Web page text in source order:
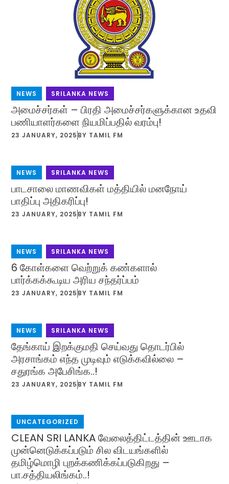
NEWS SRILANKA NEWS
அமைச்சர்கள் – பிரதி அமைச்சர்களுக்கான உதவி
பணியாளர்களை நியமிப்பதில் வரம்பு!
23 JANUARY, 2025 BY TAMIL FM
NEWS SRILANKA NEWS
பாடசாலை மாணவிகள் மத்தியில் மனநோய்
பாதிப்பு அதிகரிப்பு!
23 JANUARY, 2025 BY TAMIL FM
NEWS SRILANKA NEWS
6 கோள்களை வெற்றுக் கண்களால்
பார்க்கக்கூடிய அரிய சந்தர்ப்பம்
23 JANUARY, 2025 BY TAMIL FM
NEWS SRILANKA NEWS
தேங்காய் இறக்குமதி செய்வது தொடர்பில்
அரசாங்கம் எந்த முடிவும் எடுக்கவில்லை –
சதுரங்க அபேசிங்க..!
23 JANUARY, 2025 BY TAMIL FM
UNCATEGORIZED
CLEAN SRI LANKA வேலைத்திட்டத்தின் ஊடாக
முன்னெடுக்கப்படும் சில விடயங்களில்
தமிழ்மொழி புறக்கணிக்கப்படுகிறது –
பா.சத்தியலிங்கம்..!